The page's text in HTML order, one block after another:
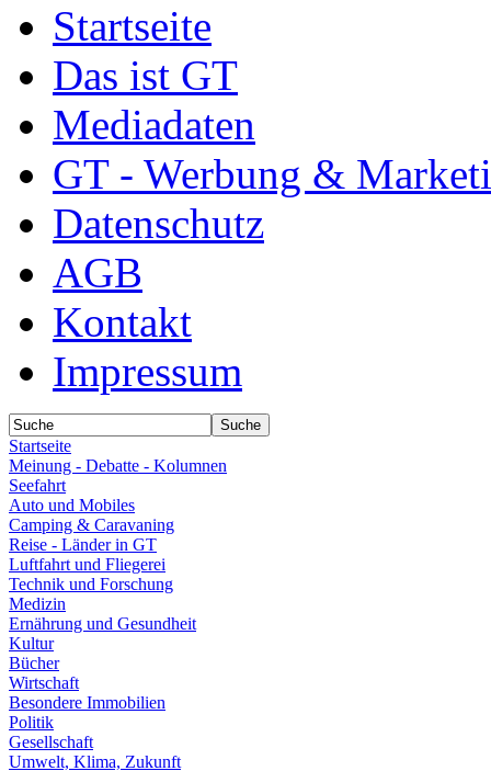
Startseite
Das ist GT
Mediadaten
GT - Werbung &
Datenschutz
AGB
Kontakt
Impressum
Startseite
Meinung - Debatte - Kolumnen
Seefahrt
Auto und Mobiles
Camping & Caravaning
Reise - Länder in GT
Luftfahrt und Fliegerei
Technik und Forschung
Medizin
Ernährung und Gesundheit
Kultur
Bücher
Wirtschaft
Besondere Immobilien
Politik
Gesellschaft
Umwelt, Klima, Zukunft